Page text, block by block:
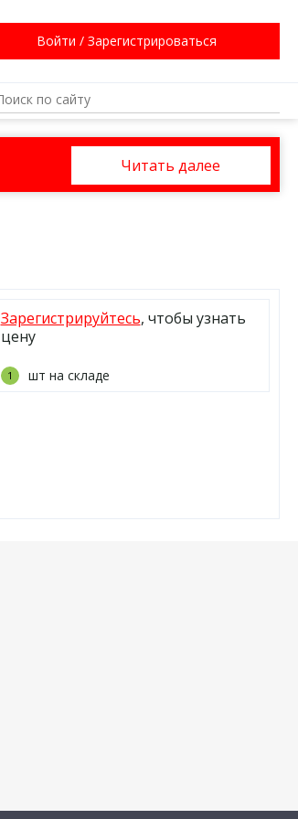
Войти / Зарегистрироваться
Читать далее
Зарегистрируйтесь, чтобы узнать
цену
1 шт на складе